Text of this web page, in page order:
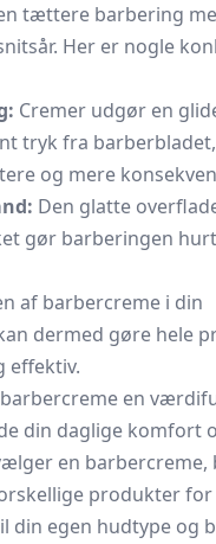
tættere barbering
Her er nogle
Cremer udgør en
tryk fra
og mere
Den glatte
gør barberingen
af barbercreme i din
dermed gøre hele
effektiv.
en
din daglige komfort
en barbercreme,
produkter for
din egen hudtype og